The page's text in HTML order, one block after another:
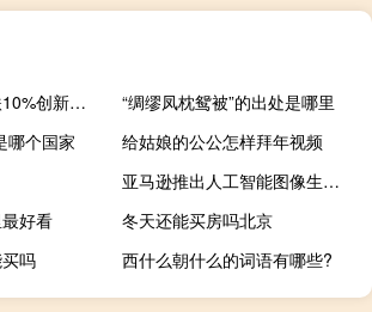
盟科药业放量大跌10%创新低2.2亿股限售股解禁
“绸缪凤枕鸳被”的出处是哪里
哪个国家
给姑娘的公公怎样拜年视频
亚马逊推出人工智能图像生成功能
好看
冬天还能买房吗北京
吗
西什么朝什么的词语有哪些?